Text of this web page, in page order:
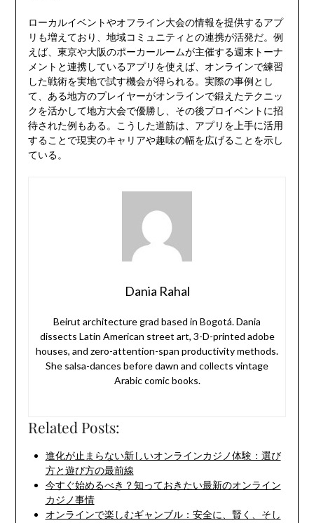
ローカルイベントやオフライン大会の情報を提供するアプ
リも増えており、地域コミュニティとの連携が活発だ。例
えば、東京や大阪のポーカールームが主催する週末トーナ
メントと連携しているアプリを使えば、オンラインで練習
した戦術を実地で試す機会が得られる。実際の事例とし
て、ある地方のプレイヤーがオンラインで鍛えたテクニッ
クを活かして地方大会で優勝し、その後プロイベントに招
待された例もある。こうした道筋は、アプリを上手に活用
することで現実のキャリアや趣味の幅を広げることを示し
ている。
Dania Rahal
Beirut architecture grad based in Bogotá. Dania
dissects Latin American street art, 3-D-printed adobe
houses, and zero-attention-span productivity methods.
She salsa-dances before dawn and collects vintage
Arabic comic books.
Related Posts:
進化が止まらない新しいオンラインカジノ体験：選び
方と遊び方の最前線
今すぐ始めるべき？知っておきたい最新のオンライン
カジノ事情
オンラインで楽しむギャンブル：安全に、賢く、そし